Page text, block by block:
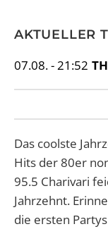
AKTUELLER
07.08. - 21:52
Das coolste
Hits der 80er
95.5 Charivari
Jahrzehnt.
die ersten